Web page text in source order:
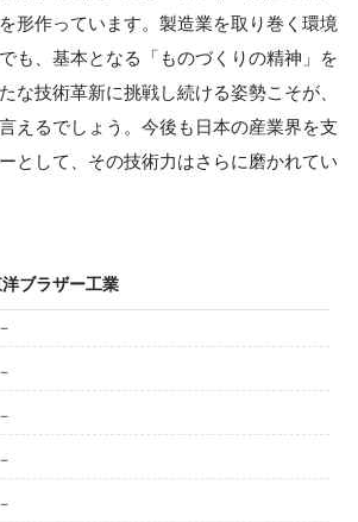
形作っています。製造業を取り巻く環境
も、基本となる「ものづくりの精神」を
な技術革新に挑戦し続ける姿勢こそが、
えるでしょう。今後も日本の産業界を支
として、その技術力はさらに磨かれてい
ブラザー工業
－
－
－
－
－